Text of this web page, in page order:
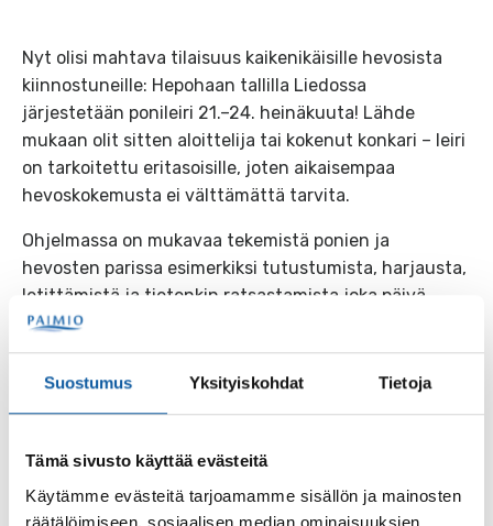
Suostumus Yksityiskohdat Tietoja
Tämä sivusto käyttää evästeitä
Käytämme evästeitä tarjoamamme sisällön ja mainosten
räätälöimiseen, sosiaalisen median ominaisuuksien
Nyt olisi mahtava tilaisuus kaikenikäisille hevosista
kiinnostuneille: Hepohaan tallilla Liedossa
järjestetään ponileiri 21.–24. heinäkuuta! Lähde
mukaan olit sitten aloittelija tai kokenut konkari – leiri
on tarkoitettu eritasoisille, joten aikaisempaa
hevoskokemusta ei välttämättä tarvita.
Ohjelmassa on mukavaa tekemistä ponien ja
hevosten parissa esimerkiksi tutustumista, harjausta,
letittämistä ja tietenkin ratsastamista joka päivä.
Lisäksi luvassa on kepparirata, askartelua ja muuta
puuhaa!
Leiripäivän aikataulu joka päivä klo 10–15 ja päivä
Ponileiriä koskevat tiedustelut: Hepohaan talli / Tanja
Petrell puh. 040 596 5413